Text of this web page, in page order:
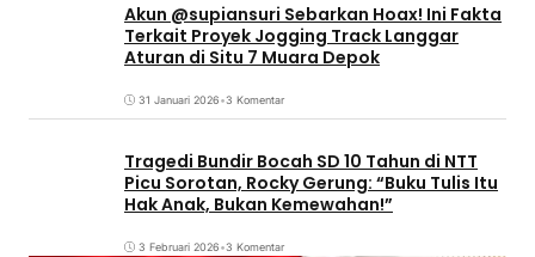
Akun @supiansuri Sebarkan Hoax! Ini Fakta
Terkait Proyek Jogging Track Langgar
Aturan di Situ 7 Muara Depok
31 Januari 2026•3 Komentar
Tragedi Bundir Bocah SD 10 Tahun di NTT
Picu Sorotan, Rocky Gerung: “Buku Tulis Itu
Hak Anak, Bukan Kemewahan!”
3 Februari 2026•3 Komentar